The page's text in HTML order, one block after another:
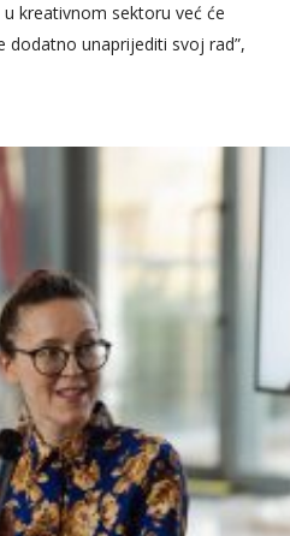
kreativnom sektoru već će
unaprijediti svoj rad”,